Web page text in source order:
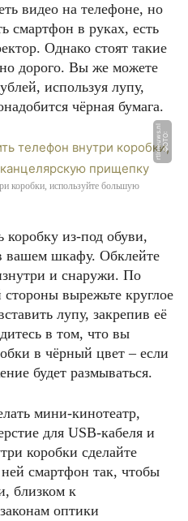
видео на телефоне, но
смартфон в руках, есть
Однако стоят такие
дорого. Вы же можете
используя лупу,
чёрная бумага.
Ф
О
Т
О:
r
tl
ni
e
u
w
s.
nl
коробки, используйте большую
коробку из-под обуви,
вашем шкафу. Обклейте
и снаружи. По
вырежьте круглое
лупу, закрепив её
в том, что вы
в чёрный цвет – если
будет размываться.
мини-кинотеатр,
для USB-кабеля и
коробки сделайте
смартфон так, чтобы
близком к
оптики